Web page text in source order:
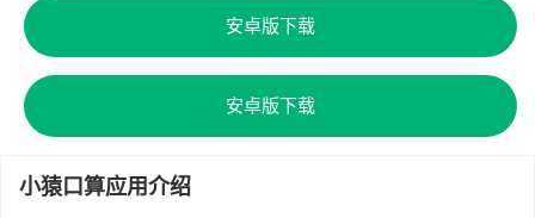
安卓版下载
安卓版下载
小猿口算应用介绍